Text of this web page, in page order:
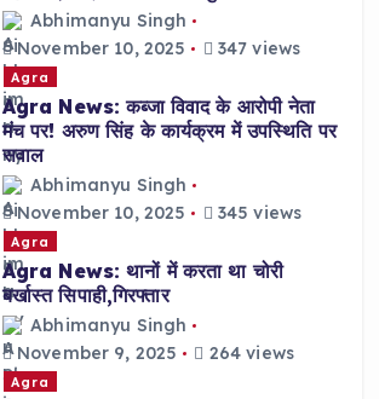
Abhimanyu Singh
November 10, 2025
347 views
Agra
Agra News: कब्जा विवाद के आरोपी नेता
मंच पर! अरुण सिंह के कार्यक्रम में उपस्थिति पर
सवाल
Abhimanyu Singh
November 10, 2025
345 views
Agra
Agra News: थानों में करता था चोरी
बर्खास्त सिपाही,गिरफ्तार
Abhimanyu Singh
November 9, 2025
264 views
Agra